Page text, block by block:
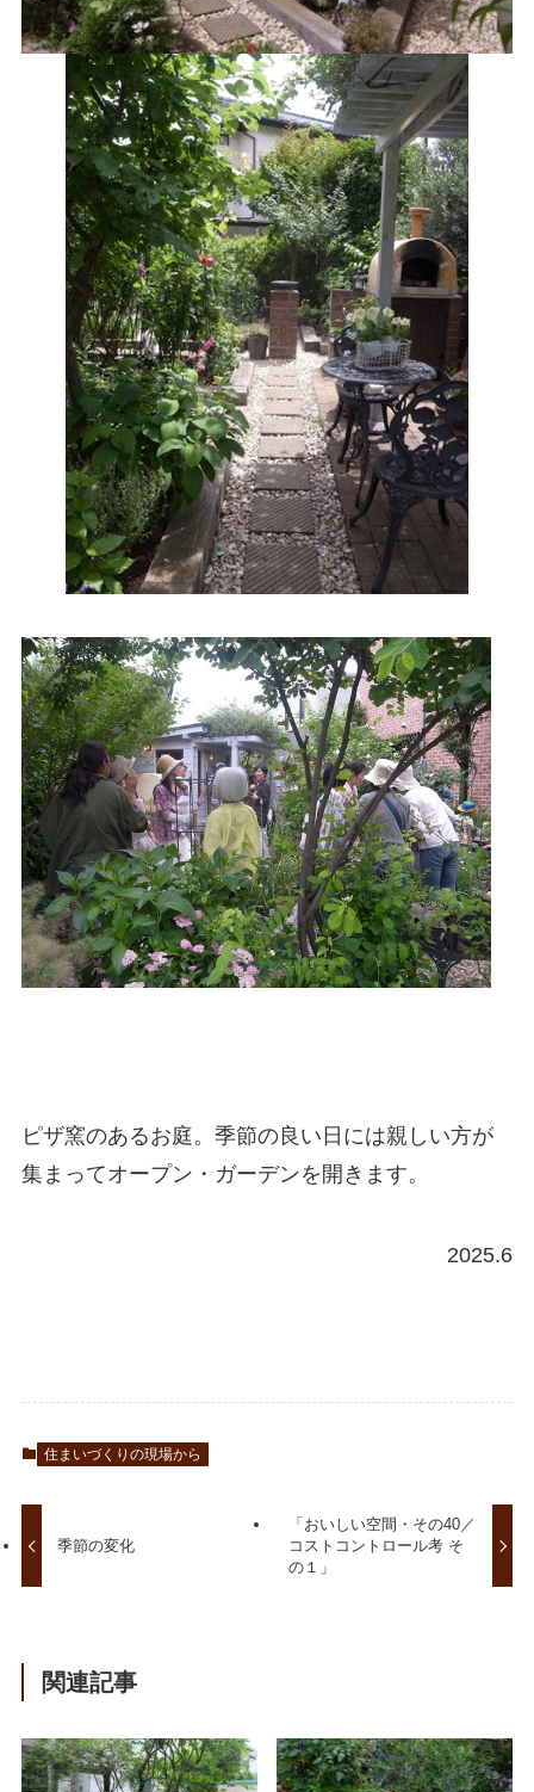
ピザ窯のあるお庭。季節の良い日には親しい方が
集まってオープン・ガーデンを開きます。
2025.6
住まいづくりの現場から
季節の変化
「おいしい空間・その40／
コストコントロール考 そ
の１」
関連記事